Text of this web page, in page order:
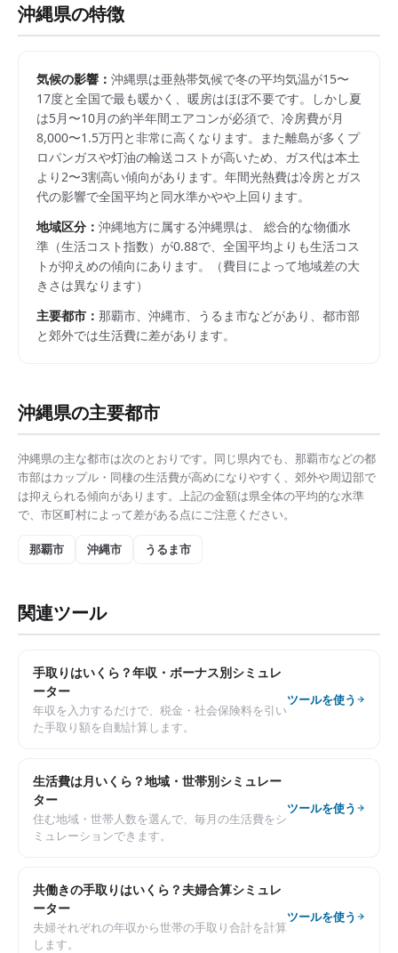
沖縄県の特徴
気候の影響： 沖縄県は亜熱帯気候で冬の平均気温が15〜
17度と全国で最も暖かく、暖房はほぼ不要です。しかし夏
は5月〜10月の約半年間エアコンが必須で、冷房費が月
8,000〜1.5万円と非常に高くなります。また離島が多くプ
ロパンガスや灯油の輸送コストが高いため、ガス代は本土
より2〜3割高い傾向があります。年間光熱費は冷房とガス
代の影響で全国平均と同水準かやや上回ります。
地域区分： 沖縄地方に属する沖縄県は、 総合的な物価水
準（生活コスト指数）が0.88で、 全国平均よりも生活コス
トが抑えめの傾向にあります。
（費目によって地域差の大
きさは異なります）
主要都市： 那覇市、沖縄市、うるま市などがあり、都市部
と郊外では生活費に差があります。
沖縄県の主要都市
沖縄県の主な都市は次のとおりです。同じ県内でも、 那覇市などの都
市部はカップル・同棲の生活費が高めになりやすく、郊外や周辺部で
は抑えられる傾向があります。上記の金額は県全体の平均的な水準
で、市区町村によって差がある点にご注意ください。
那覇市 沖縄市 うるま市
関連ツール
手取りはいくら？年収・ボーナス別シミュレ
ーター
年収を入力するだけで、税金・社会保険料を引い
た手取り額を自動計算します。
ツールを使う
生活費は月いくら？地域・世帯別シミュレー
ター
住む地域・世帯人数を選んで、毎月の生活費をシ
ミュレーションできます。
ツールを使う
共働きの手取りはいくら？夫婦合算シミュレ
ーター
夫婦それぞれの年収から世帯の手取り合計を計算
します。
ツールを使う